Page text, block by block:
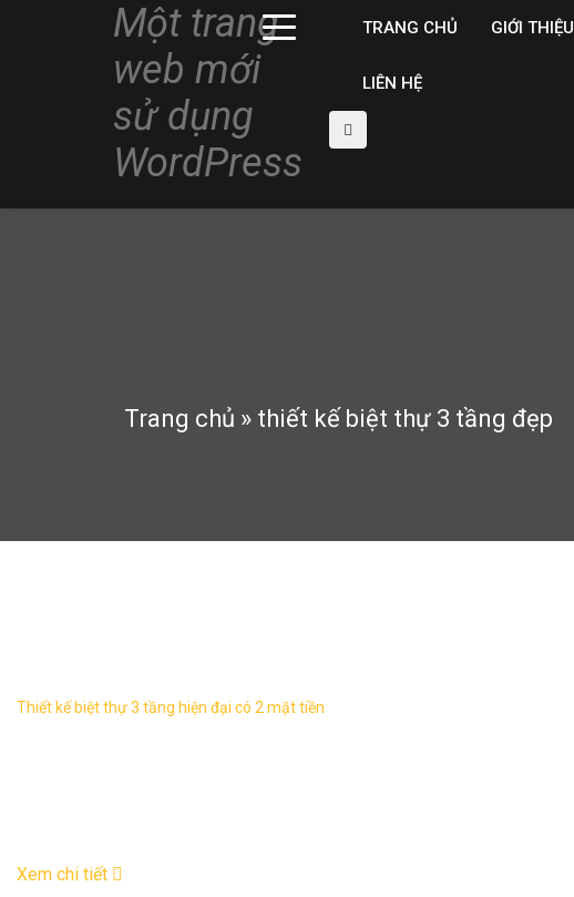
Một trang
web mới
sử dụng
WordPress
TRANG CHỦ GIỚI THIỆU
LIÊN HỆ
Trang chủ » thiết kế biệt thự 3 tầng đẹp
Thiết kế biệt thự 3 tầng hiện đại có 2 mặt tiền
Xem chi tiết